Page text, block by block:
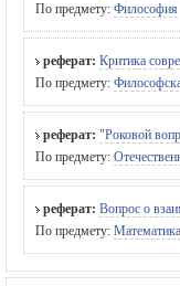
По предмету: Философия
реферат: Критика
По предмету:
реферат: "Роковой
По предмету:
реферат: Вопрос о
По предмету: Математика